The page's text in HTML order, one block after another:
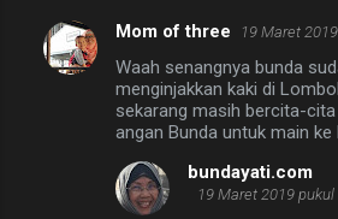
K
Mom of three 19 Maret
Waah senangnya bunda
menginjakkan kaki di
sekarang masih bercita-
angan Bunda untuk main ke
bundayati.com
19 Maret 2019 pukul